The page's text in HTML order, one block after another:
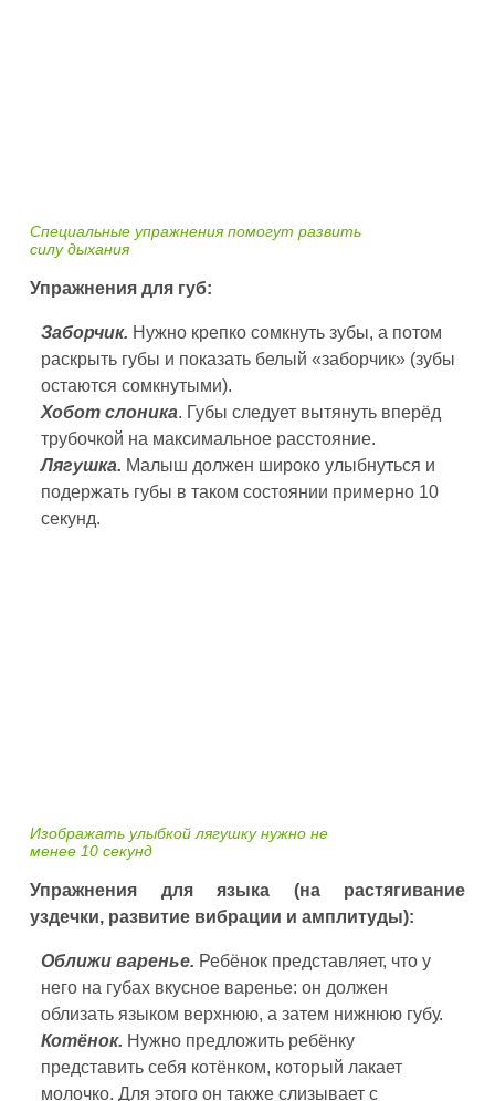
Специальные упражнения помогут развить
силу дыхания
Упражнения для губ:
Заборчик. Нужно крепко сомкнуть зубы, а потом
раскрыть губы и показать белый «заборчик» (зубы
остаются сомкнутыми).
Хобот слоника. Губы следует вытянуть вперёд
трубочкой на максимальное расстояние.
Лягушка. Малыш должен широко улыбнуться и
подержать губы в таком состоянии примерно 10
секунд.
Изображать улыбкой лягушку нужно не
менее 10 секунд
Упражнения для языка (на растягивание
уздечки, развитие вибрации и амплитуды):
Оближи варенье. Ребёнок представляет, что у
него на губах вкусное варенье: он должен
облизать языком верхнюю, а затем нижнюю губу.
Котёнок. Нужно предложить ребёнку
представить себя котёнком, который лакает
молочко. Для этого он также слизывает с